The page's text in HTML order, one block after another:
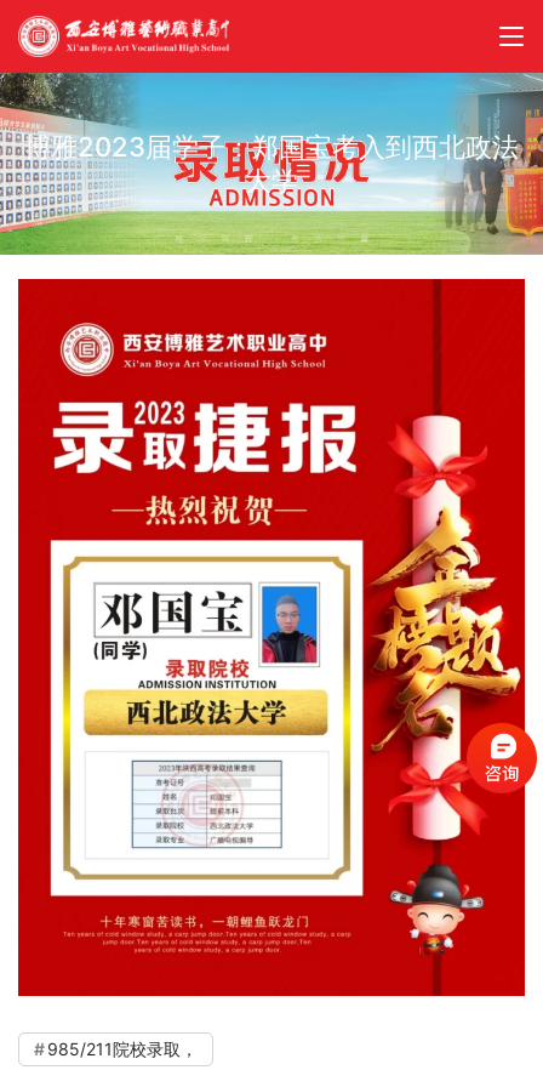
博雅2023届学子：郑国宝考入到西北政法
大学
985/211院校录取，